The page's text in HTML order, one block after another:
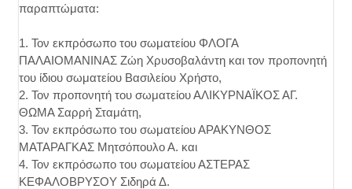
παραπτώματα:
1. Τον εκπρόσωπο του σωματείου ΦΛΟΓΑ
ΠΑΛΑΙΟΜΑΝΙΝΑΣ Ζώη Χρυσοβαλάντη και τον προπονητή
του ίδιου σωματείου Βασιλείου Χρήστο,
2. Τον προπονητή του σωματείου ΑΛΙΚΥΡΝΑΪΚΟΣ ΑΓ.
ΘΩΜΑ Σαρρή Σταμάτη,
3. Τον εκπρόσωπο του σωματείου ΑΡΑΚΥΝΘΟΣ
ΜΑΤΑΡΑΓΚΑΣ Μητσόπουλο Α. και
4. Τον εκπρόσωπο του σωματείου ΑΣΤΕΡΑΣ
ΚΕΦΑΛΟΒΡΥΣΟΥ Σιδηρά Δ.